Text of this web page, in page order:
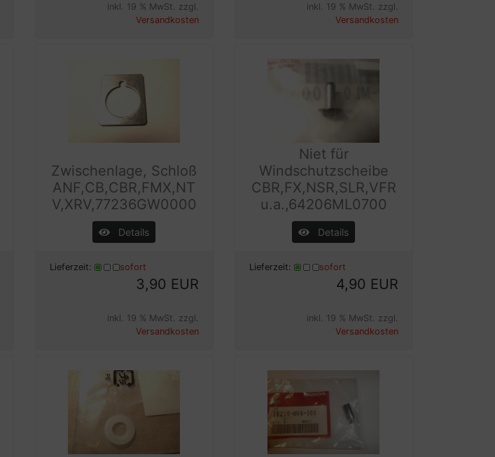
inkl. 19 % MwSt. zzgl.
Versandkosten
inkl. 19 % MwSt. zzgl.
Versandkosten
Zwischenlage, Schloß
ANF,CB,CBR,FMX,NT
V,XRV,77236GW0000
Details
Lieferzeit: sofort
3,90 EUR
inkl. 19 % MwSt. zzgl.
Versandkosten
Niet für
Windschutzscheibe
CBR,FX,NSR,SLR,VFR
u.a.,64206ML0700
Details
Lieferzeit: sofort
4,90 EUR
inkl. 19 % MwSt. zzgl.
Versandkosten